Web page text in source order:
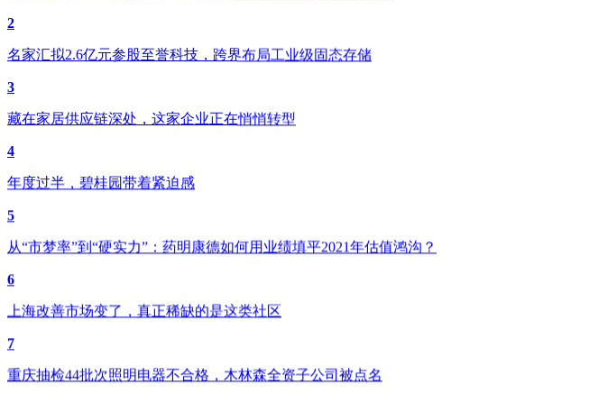
2
名家汇拟2.6亿元参股至誉科技，跨界布局工业级固态存储
3
藏在家居供应链深处，这家企业正在悄悄转型
4
年度过半，碧桂园带着紧迫感
5
从“市梦率”到“硬实力”：药明康德如何用业绩填平2021年估值鸿沟？
6
上海改善市场变了，真正稀缺的是这类社区
7
重庆抽检44批次照明电器不合格，木林森全资子公司被点名